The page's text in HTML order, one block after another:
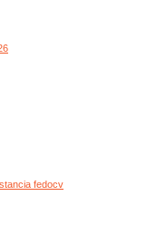
fedocv